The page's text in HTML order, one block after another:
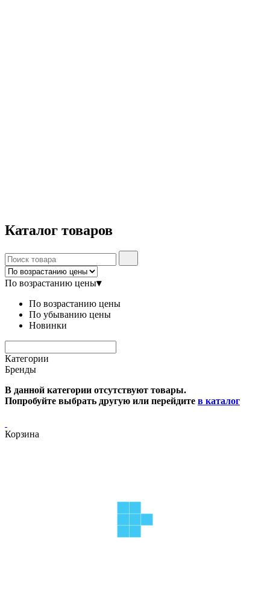
Каталог товаров
По возрастанию цены▾
По возрастанию цены
По убыванию цены
Новинки
Категории
Бренды
В данной категории отсутствуют товары.
Попробуйте выбрать другую или перейдите в каталог
Корзина